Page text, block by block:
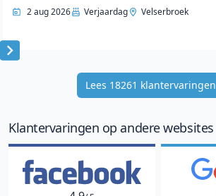
2 aug 2026
Verjaardag Velserbroek
Item
Lees 18261 klantervaringen
Klantervaringen op andere websites